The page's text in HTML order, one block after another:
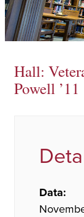
Hall:
Powell ’11
Data: